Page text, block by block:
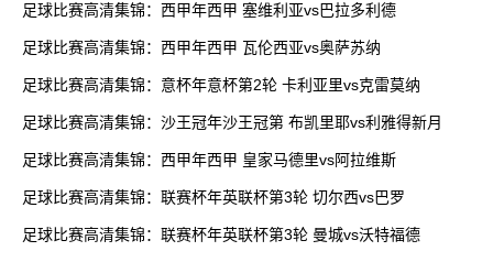
足球比赛高清集锦：西甲年西甲 塞维利亚vs巴拉多利德
足球比赛高清集锦：西甲年西甲 瓦伦西亚vs奥萨苏纳
足球比赛高清集锦：意杯年意杯第2轮 卡利亚里vs克雷莫纳
足球比赛高清集锦：沙王冠年沙王冠第 布凯里耶vs利雅得新月
足球比赛高清集锦：西甲年西甲 皇家马德里vs阿拉维斯
足球比赛高清集锦：联赛杯年英联杯第3轮 切尔西vs巴罗
足球比赛高清集锦：联赛杯年英联杯第3轮 曼城vs沃特福德